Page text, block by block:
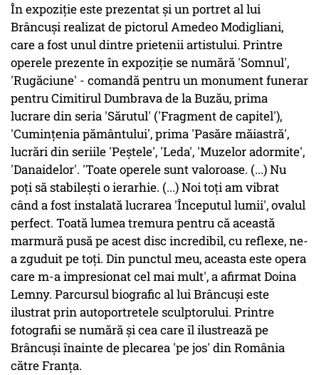
În expoziţie este prezentat şi un portret al lui
Brâncuşi realizat de pictorul Amedeo Modigliani,
care a fost unul dintre prietenii artistului. Printre
operele prezente în expoziţie se numără 'Somnul',
'Rugăciune' - comandă pentru un monument funerar
pentru Cimitirul Dumbrava de la Buzău, prima
lucrare din seria 'Sărutul' ('Fragment de capitel'),
'Cuminţenia pământului', prima 'Pasăre măiastră',
lucrări din seriile 'Peştele', 'Leda', 'Muzelor adormite',
'Danaidelor'. 'Toate operele sunt valoroase. (...) Nu
poţi să stabileşti o ierarhie. (...) Noi toţi am vibrat
când a fost instalată lucrarea 'Începutul lumii', ovalul
perfect. Toată lumea tremura pentru că această
marmură pusă pe acest disc incredibil, cu reflexe, ne-
a zguduit pe toţi. Din punctul meu, aceasta este opera
care m-a impresionat cel mai mult', a afirmat Doina
Lemny. Parcursul biografic al lui Brâncuşi este
ilustrat prin autoportretele sculptorului. Printre
fotografii se numără şi cea care îl ilustrează pe
Brâncuşi înainte de plecarea 'pe jos' din România
către Franţa.